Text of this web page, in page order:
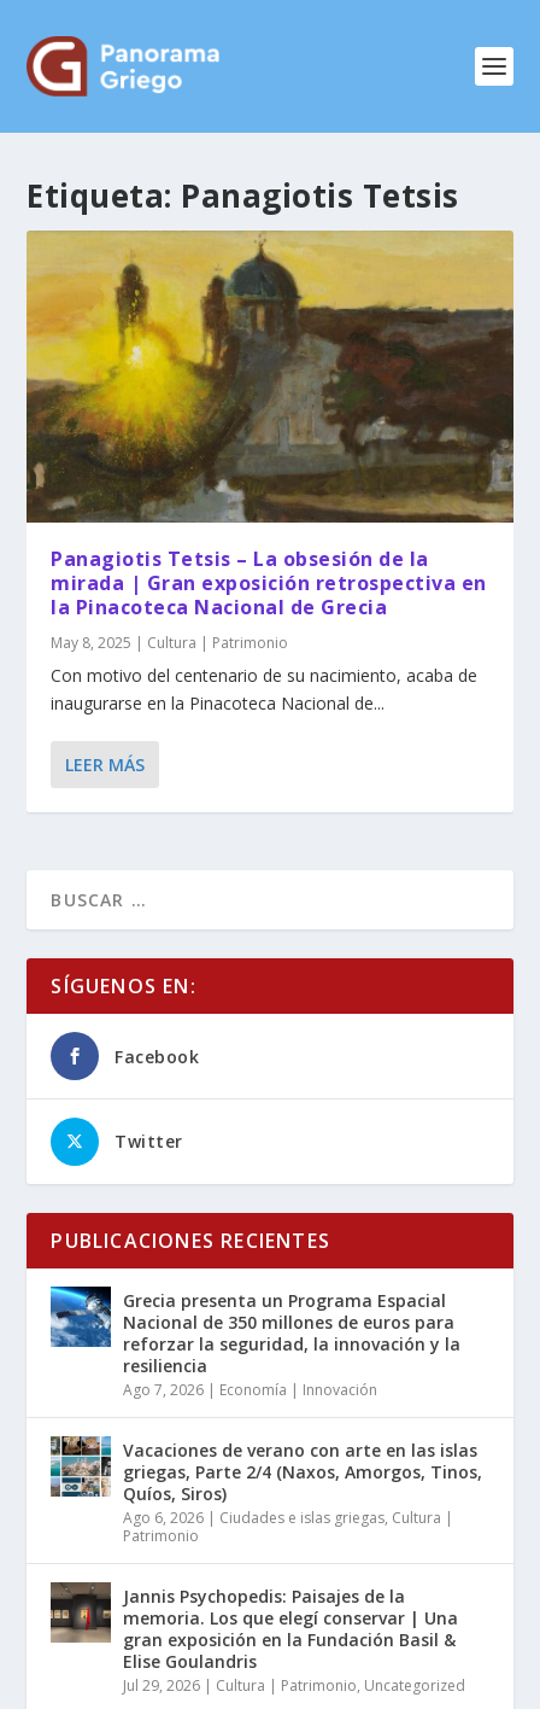
Etiqueta: Panagiotis Tetsis
Panagiotis Tetsis – La obsesión de la
mirada | Gran exposición retrospectiva en
la Pinacoteca Nacional de Grecia
May 8, 2025 | Cultura | Patrimonio
Con motivo del centenario de su nacimiento, acaba de
inaugurarse en la Pinacoteca Nacional de...
LEER MÁS
SÍGUENOS EN:
Facebook
Twitter
PUBLICACIONES RECIENTES
Grecia presenta un Programa Espacial
Nacional de 350 millones de euros para
reforzar la seguridad, la innovación y la
resiliencia
Ago 7, 2026 | Economía | Innovación
Vacaciones de verano con arte en las islas
griegas, Parte 2/4 (Naxos, Amorgos, Tinos,
Quíos, Siros)
Ago 6, 2026 | Ciudades e islas griegas, Cultura |
Patrimonio
Jannis Psychopedis: Paisajes de la
memoria. Los que elegí conservar | Una
gran exposición en la Fundación Basil &
Elise Goulandris
Jul 29, 2026 | Cultura | Patrimonio, Uncategorized